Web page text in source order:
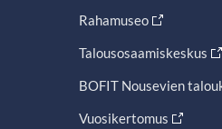
Rahamuseo
Talousosaamiskeskus
BOFIT Nousevien
Vuosikertomus